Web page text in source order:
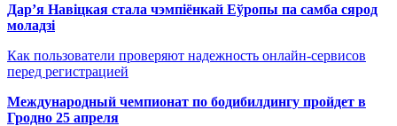
Дар’я Навіцкая стала чэмпіёнкай Еўропы па самба сярод
моладзі
Как пользователи проверяют надежность онлайн-сервисов
перед регистрацией
Международный чемпионат по бодибилдингу пройдет в
Гродно 25 апреля